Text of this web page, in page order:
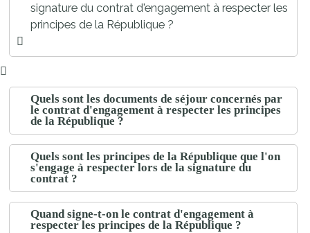
signature du contrat d'engagement à respecter les
principes de la République ?
Quels sont les documents de séjour concernés par
le contrat d'engagement à respecter les principes
de la République ?
Quels sont les principes de la République que l'on
s'engage à respecter lors de la signature du
contrat ?
Quand signe-t-on le contrat d'engagement à
respecter les principes de la République ?